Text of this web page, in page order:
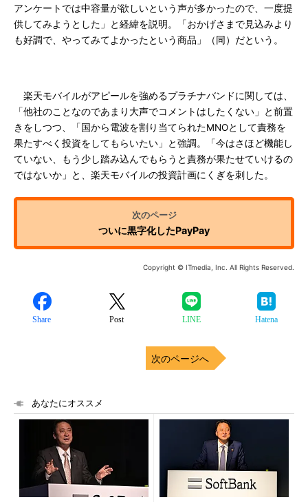
アンケートでは中容量が欲しいという声が多かったので、一度提
供してみようとした」と経緯を説明。「おかげさまで見込みより
も好調で、やってみてよかったという商品」（同）だという。
楽天モバイルがアピールを強めるプラチナバンドに関しては、
「他社のことなのであまり大声でコメントはしたくない」と前置
きをしつつ、「国から電波を割り当てられたMNOとして責務を
果たすべく投資をしてもらいたい」と強調。「今はさほど機能し
ていない、もう少し踏み込んでもらうと責務が果たせていけるの
ではないか」と、楽天モバイルの投資計画にくぎを刺した。
ついに黒字化したPayPay
Copyright © ITmedia, Inc. All Rights Reserved.
Share Post LINE Hatena
次のページへ
あなたにオススメ